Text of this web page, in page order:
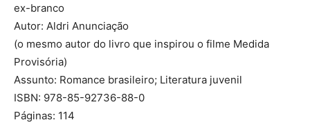
ex-branco
Autor: Aldri Anunciação
(o mesmo autor do livro que inspirou o filme Medida
Provisória)
Assunto: Romance brasileiro; Literatura juvenil
ISBN: 978-85-92736-88-0
Páginas: 114